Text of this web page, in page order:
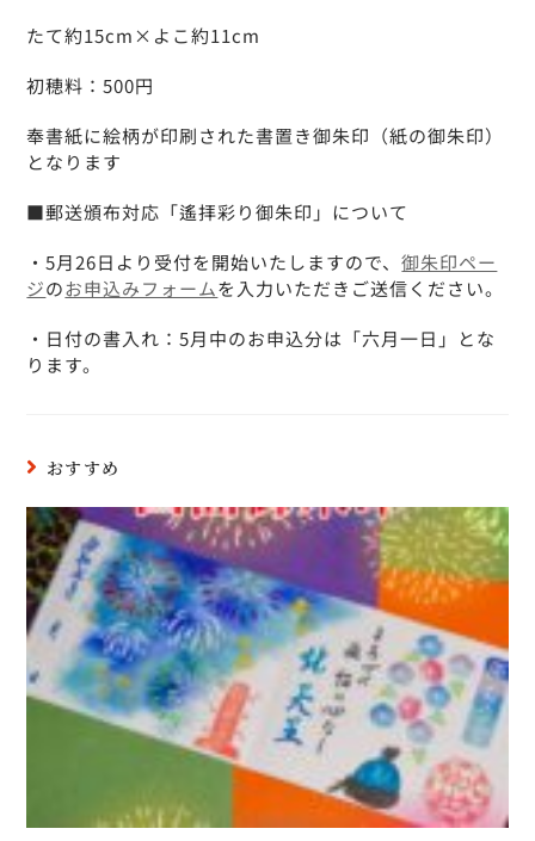
たて約15cm×よこ約11cm
初穂料：500円
奉書紙に絵柄が印刷された書置き御朱印（紙の御朱印）
となります
■郵送頒布対応「遙拝彩り御朱印」について
・5月26日より受付を開始いたしますので、御朱印ペー
ジのお申込みフォームを入力いただきご送信ください。
・日付の書入れ：5月中のお申込分は「六月一日」とな
ります。
おすすめ